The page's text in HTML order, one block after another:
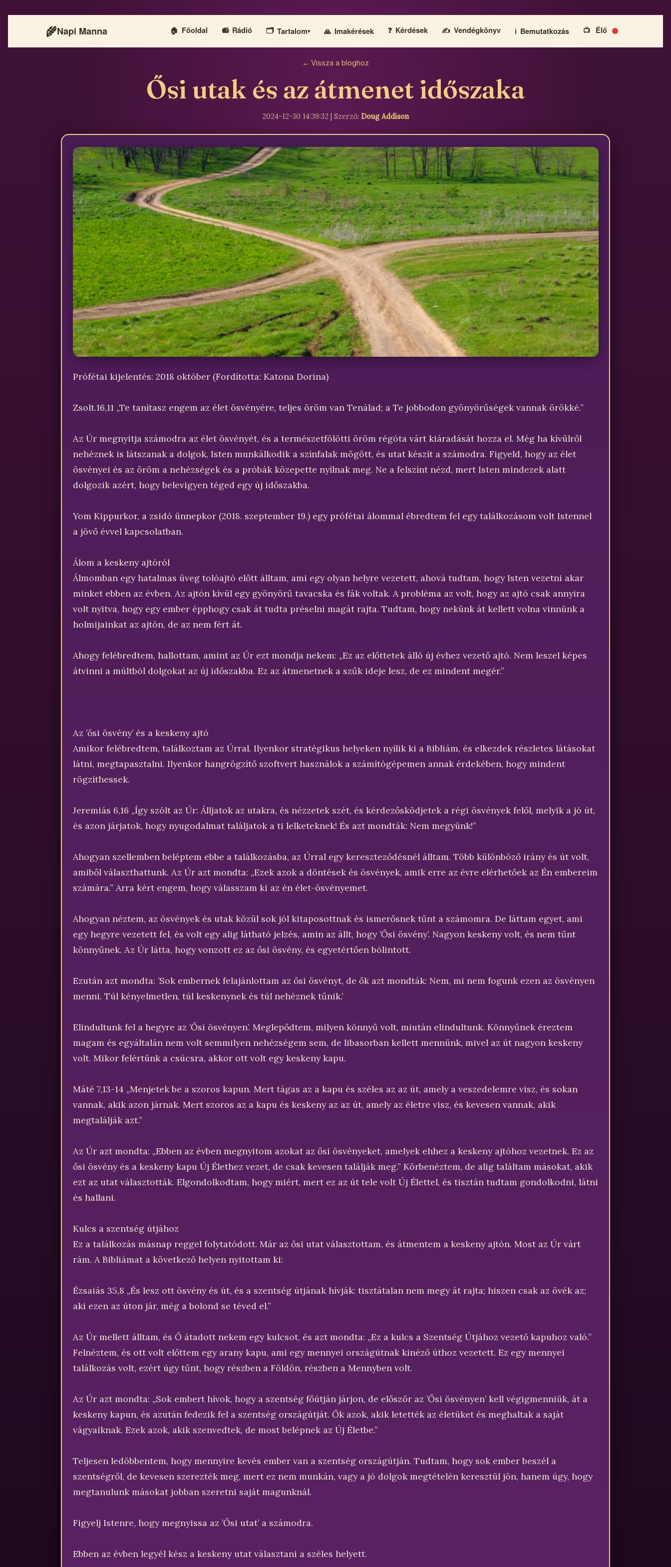
🌾Napi Manna 🏠 Főoldal 📻 Rádió 🗂️ Tartalom▾ 🙏 Imakérések ❓ Kérdések ✍️ Vendégkönyv ℹ️ Bemutatkozás 📺 Élő
← Vissza a bloghoz
Ősi utak és az átmenet időszaka
2024-12-30 14:39:32 | Szerző: Doug Addison
Prófétai kijelentés: 2018 október (Fordította: Katona Dorina)
Zsolt.16,11 „Te tanítasz engem az élet ösvényére, teljes öröm van Tenálad; a Te jobbodon gyönyörűségek vannak örökké.”
Az Úr megnyitja számodra az élet ösvényét, és a természetfölötti öröm régóta várt kiáradását hozza el. Még ha kívülről
nehéznek is látszanak a dolgok, Isten munkálkodik a színfalak mögött, és utat készít a számodra. Figyeld, hogy az élet
ösvényei és az öröm a nehézségek és a próbák közepette nyílnak meg. Ne a felszínt nézd, mert Isten mindezek alatt
dolgozik azért, hogy belevigyen téged egy új időszakba.
Yom Kippurkor, a zsidó ünnepkor (2018. szeptember 19.) egy prófétai álommal ébredtem fel egy találkozásom volt Istennel
a jövő évvel kapcsolatban.
Álom a keskeny ajtóról
Álmomban egy hatalmas üveg tolóajtó előtt álltam, ami egy olyan helyre vezetett, ahová tudtam, hogy Isten vezetni akar
minket ebben az évben. Az ajtón kívül egy gyönyörű tavacska és fák voltak. A probléma az volt, hogy az ajtó csak annyira
volt nyitva, hogy egy ember épphogy csak át tudta préselni magát rajta. Tudtam, hogy nekünk át kellett volna vinnünk a
holmijainkat az ajtón, de az nem fért át.
Ahogy felébredtem, hallottam, amint az Úr ezt mondja nekem: „Ez az előttetek álló új évhez vezető ajtó. Nem leszel képes
átvinni a múltból dolgokat az új időszakba. Ez az átmenetnek a szűk ideje lesz, de ez mindent megér.”
Az ’ősi ösvény’ és a keskeny ajtó
Amikor felébredtem, találkoztam az Úrral. Ilyenkor stratégikus helyeken nyílik ki a Bibliám, és elkezdek részletes látásokat
látni, megtapasztalni. Ilyenkor hangrögzítő szoftvert használok a számítógépemen annak érdekében, hogy mindent
rögzíthessek.
Jeremiás 6,16 „Így szólt az Úr: Álljatok az utakra, és nézzetek szét, és kérdezősködjetek a régi ösvények felől, melyik a jó út,
és azon járjatok, hogy nyugodalmat találjatok a ti lelketeknek! És azt mondták: Nem megyünk!”
Ahogyan szellemben beléptem ebbe a találkozásba, az Úrral egy kereszteződésnél álltam. Több különböző irány és út volt,
amiből választhattunk. Az Úr azt mondta: „Ezek azok a döntések és ösvények, amik erre az évre elérhetőek az Én embereim
számára.” Arra kért engem, hogy válasszam ki az én élet-ösvényemet.
Ahogyan néztem, az ösvények és utak közül sok jól kitaposottnak és ismerősnek tűnt a számomra. De láttam egyet, ami
egy hegyre vezetett fel, és volt egy alig látható jelzés, amin az állt, hogy ’Ősi ösvény’. Nagyon keskeny volt, és nem tűnt
könnyűnek. Az Úr látta, hogy vonzott ez az ősi ösvény, és egyetértően bólintott.
Ezután azt mondta: ’Sok embernek felajánlottam az ősi ösvényt, de ők azt mondták: Nem, mi nem fogunk ezen az ösvényen
menni. Túl kényelmetlen, túl keskenynek és túl nehéznek tűnik.’
Elindultunk fel a hegyre az ’Ősi ösvényen’. Meglepődtem, milyen könnyű volt, miután elindultunk. Könnyűnek éreztem
magam és egyáltalán nem volt semmilyen nehézségem sem, de libasorban kellett mennünk, mivel az út nagyon keskeny
volt. Mikor felértünk a csúcsra, akkor ott volt egy keskeny kapu.
Máté 7,13-14 „Menjetek be a szoros kapun. Mert tágas az a kapu és széles az az út, amely a veszedelemre visz, és sokan
vannak, akik azon járnak. Mert szoros az a kapu és keskeny az az út, amely az életre visz, és kevesen vannak, akik
megtalálják azt.”
Az Úr azt mondta: „Ebben az évben megnyitom azokat az ősi ösvényeket, amelyek ehhez a keskeny ajtóhoz vezetnek. Ez az
ősi ösvény és a keskeny kapu Új Élethez vezet, de csak kevesen találják meg.” Körbenéztem, de alig találtam másokat, akik
ezt az utat választották. Elgondolkodtam, hogy miért, mert ez az út tele volt Új Élettel, és tisztán tudtam gondolkodni, látni
és hallani.
Kulcs a szentség útjához
Ez a találkozás másnap reggel folytatódott. Már az ősi utat választottam, és átmentem a keskeny ajtón. Most az Úr várt
rám. A Bibliámat a következő helyen nyitottam ki:
Ézsaiás 35,8 „És lesz ott ösvény és út, és a szentség útjának hívják: tisztátalan nem megy át rajta; hiszen csak az övék az;
aki ezen az úton jár, még a bolond se téved el.”
Az Úr mellett álltam, és Ő átadott nekem egy kulcsot, és azt mondta: „Ez a kulcs a Szentség Útjához vezető kapuhoz való.”
Felnéztem, és ott volt előttem egy arany kapu, ami egy mennyei országútnak kinéző úthoz vezetett. Ez egy mennyei
találkozás volt, ezért úgy tűnt, hogy részben a Földön, részben a Mennyben volt.
Az Úr azt mondta: „Sok embert hívok, hogy a szentség főútján járjon, de először az ’Ősi ösvényen’ kell végigmenniük, át a
keskeny kapun, és azután fedezik fel a szentség országútját. Ők azok, akik letették az életüket és meghaltak a saját
vágyaiknak. Ezek azok, akik szenvedtek, de most belépnek az Új Életbe.”
Teljesen ledöbbentem, hogy mennyire kevés ember van a szentség országútján. Tudtam, hogy sok ember beszél a
szentségről, de kevesen szerezték meg, mert ez nem munkán, vagy a jó dolgok megtételén keresztül jön, hanem úgy, hogy
megtanulunk másokat jobban szeretni saját magunknál.
Figyelj Istenre, hogy megnyissa az ’Ősi utat’ a számodra.
Ebben az évben legyél kész a keskeny utat választani a széles helyett.